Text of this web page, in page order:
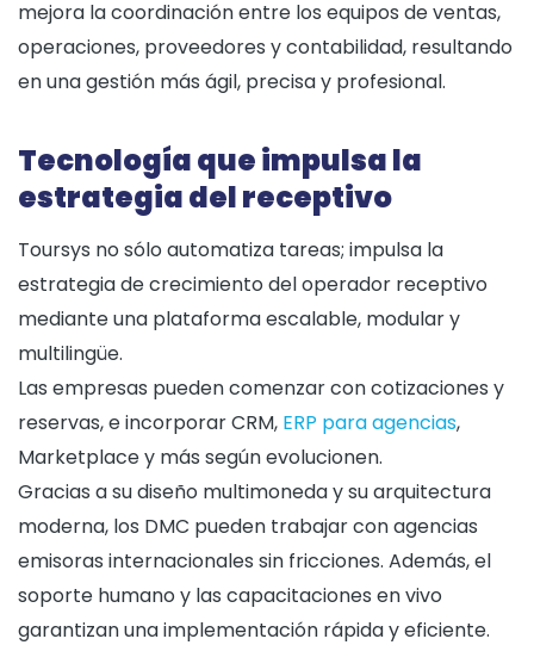
mejora la coordinación entre los equipos de ventas,
operaciones, proveedores y contabilidad, resultando
en una gestión más ágil, precisa y profesional.
Tecnología que impulsa la
estrategia del receptivo
Toursys no sólo automatiza tareas; impulsa la
estrategia de crecimiento del operador receptivo
mediante una plataforma escalable, modular y
multilingüe.
Las empresas pueden comenzar con cotizaciones y
reservas, e incorporar CRM, ERP para agencias,
Marketplace y más según evolucionen.
Gracias a su diseño multimoneda y su arquitectura
moderna, los DMC pueden trabajar con agencias
emisoras internacionales sin fricciones. Además, el
soporte humano y las capacitaciones en vivo
garantizan una implementación rápida y eficiente.